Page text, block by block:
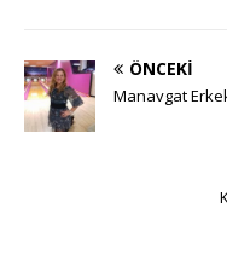
ÖNCEKI
Manavgat